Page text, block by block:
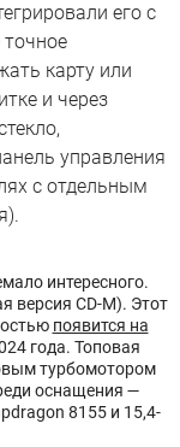
его с
карту или
и через
управления
с отдельным
интересного.
версия CD-M). Этот
появится на
года. Топовая
турбомотором
оснащения —
8155 и 15,4-